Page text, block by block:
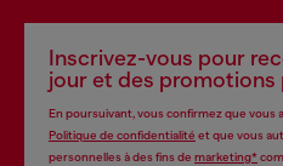
Inscrivez-vous pour
jour et des promotions
En poursuivant, vous confirmez que vous
Politique de confidentialité et que vous
personnelles à des fins de marketing*